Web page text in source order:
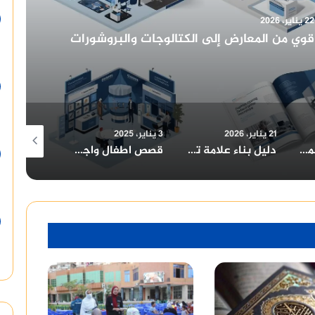
21 يناير، 2026
وبناء بيئة عمل احترافية للشركات
دليل بناء علامة تجارية قوية في السعودية: من تصميم الهوية البصرية إلى تجهيز قاعات المؤتمرات وتصميم الكتالوج
3 يناير، 2025
قصص اطفال واجمل قصص اطفال قبل النوم مكتوبة بالعامية
3 يناير، 2025
روايات صعيديه وروايات صعيدية عن الزواج الاجباري